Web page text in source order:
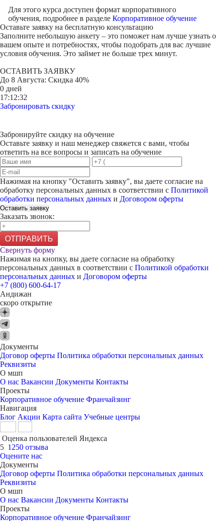
Для этого курса доступен формат корпоративного
обучения, подробнее в разделе Корпоративное обучение
Оставьте заявку на бесплатную консультацию
Заполните небольшую анкету – это поможет нам лучше узнать о
вашем опыте и потребностях, чтобы подобрать для вас лучшие
условия обучения. Это займет не больше трех минут.
ОСТАВИТЬ ЗАЯВКУ
До 8 Августа: Скидка 40%
0 дней
17:12:32
Забронировать скидку
Забронируйте скидку на обучение
Оставьте заявку и наш менеджер свяжется с вами, чтобы
ответить на все вопросы и записать на обучение
Нажимая на кнопку "Оставить заявку", вы даете согласие на
обработку персональных данных в соответствии с Политикой
обработки персональных данных и Договором оферты
Оставить заявку
Заказать звонок:
ОТПРАВИТЬ
Свернуть форму
Нажимая на кнопку, вы даете согласие на обработку
персональных данных в соответствии с Политикой обработки
персональных данных и Договором оферты
+7 (800) 600-64-17
Андижан
скоро открытие
Документы
Договор оферты Политика обработки персональных данных
Реквизиты
О мшп
О нас Вакансии Документы Контакты
Проекты
Корпоративное обучение Франчайзинг
Навигация
Блог Акции Карта сайта Учебные центры
Оценка пользователей Яндекса
5 1250 отзыва
Оцените нас
Документы
Договор оферты Политика обработки персональных данных
Реквизиты
О мшп
О нас Вакансии Документы Контакты
Проекты
Корпоративное обучение Франчайзинг